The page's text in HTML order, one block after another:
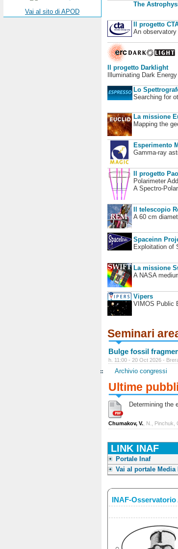
Vai al sito di APOD
The
Il progetto
An
Il progetto Darklight
Illuminating Dark
Lo
Searching for
La missione
Mapping the
Esperimento
Gamma-ray
Il progetto
Polarimeter
A Spectro-
Il telescopio
A 60 cm
Spaceinn
Exploitation of
La missione
A NASA
Vipers
VIMOS Public
Seminari
Bulge fossil
h. 11:00 - 20 Oct 2026 -
Archivio congressi
Ultime
Determining the
Chumakov, V. , N.,
LINK INAF
Portale Inaf
Vai al portale Media
INAF-